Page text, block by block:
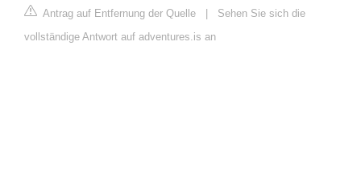
Antrag auf Entfernung der Quelle | Sehen Sie sich die
vollständige Antwort auf adventures.is an